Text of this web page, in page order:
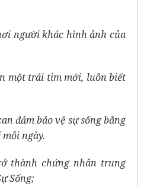
người khác hình ảnh của
một trái tim mới, luôn biết
đảm bảo vệ sự sống bằng
ngày.
thành chứng nhân trung
Sống;